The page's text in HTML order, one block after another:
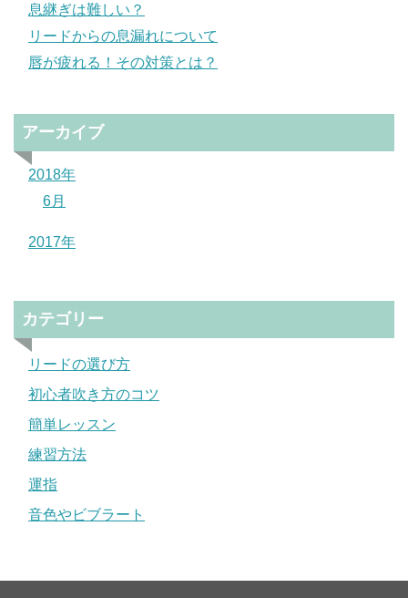
息継ぎは難しい？
リードからの息漏れについて
唇が疲れる！その対策とは？
アーカイブ
2018年
6月
2017年
カテゴリー
リードの選び方
初心者吹き方のコツ
簡単レッスン
練習方法
運指
音色やビブラート